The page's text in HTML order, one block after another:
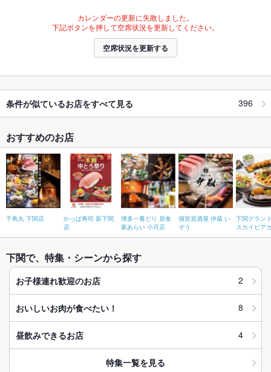
カレンダーの更新に失敗しました。
下記ボタンを押して空席状況を更新してください。
空席状況を更新する
条件が似ているお店をすべて見る 396
おすすめのお店
千鳥丸 下関店
かっぱ寿司 新下関
店
博多一番どり 居食
家あらい 小月店
個室居酒屋 伊蔵 い
ぞう
下関グラン
スカイビア
下関で、特集・シーンから探す
お子様連れ歓迎のお店 2
おいしいお肉が食べたい！ 8
昼飲みできるお店 4
特集一覧を見る